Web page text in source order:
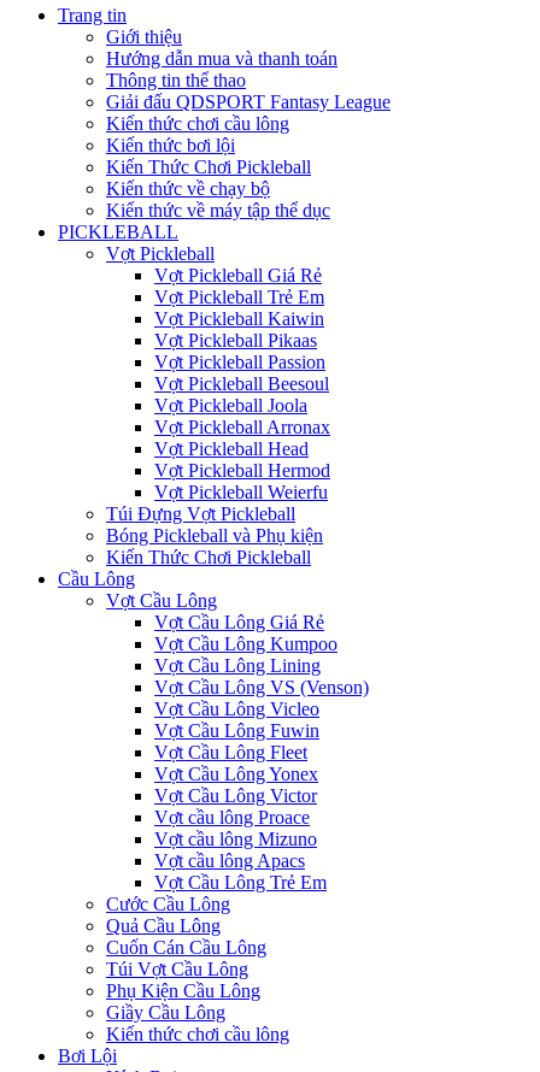
Trang tin
Giới thiệu
Hướng dẫn mua và thanh toán
Thông tin thể thao
Giải đấu QDSPORT Fantasy League
Kiến thức chơi cầu lông
Kiến thức bơi lội
Kiến Thức Chơi Pickleball
Kiến thức về chạy bộ
Kiến thức về máy tập thể dục
PICKLEBALL
Vợt Pickleball
Vợt Pickleball Giá Rẻ
Vợt Pickleball Trẻ Em
Vợt Pickleball Kaiwin
Vợt Pickleball Pikaas
Vợt Pickleball Passion
Vợt Pickleball Beesoul
Vợt Pickleball Joola
Vợt Pickleball Arronax
Vợt Pickleball Head
Vợt Pickleball Hermod
Vợt Pickleball Weierfu
Túi Đựng Vợt Pickleball
Bóng Pickleball và Phụ kiện
Kiến Thức Chơi Pickleball
Cầu Lông
Vợt Cầu Lông
Vợt Cầu Lông Giá Rẻ
Vợt Cầu Lông Kumpoo
Vợt Cầu Lông Lining
Vợt Cầu Lông VS (Venson)
Vợt Cầu Lông Vicleo
Vợt Cầu Lông Fuwin
Vợt Cầu Lông Fleet
Vợt Cầu Lông Yonex
Vợt Cầu Lông Victor
Vợt cầu lông Proace
Vợt cầu lông Mizuno
Vợt cầu lông Apacs
Vợt Cầu Lông Trẻ Em
Cước Cầu Lông
Quả Cầu Lông
Cuốn Cán Cầu Lông
Túi Vợt Cầu Lông
Phụ Kiện Cầu Lông
Giầy Cầu Lông
Kiến thức chơi cầu lông
Bơi Lội